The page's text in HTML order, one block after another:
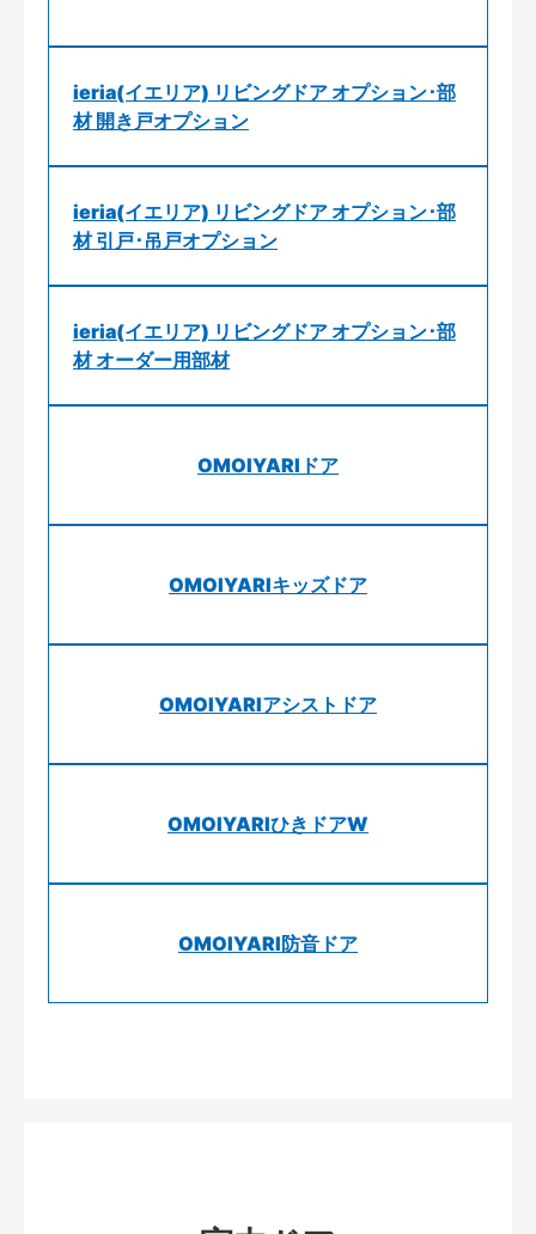
ieria(イエリア) リビングドア オプション･部
材 開き戸オプション
ieria(イエリア) リビングドア オプション･部
材 引戸･吊戸オプション
ieria(イエリア) リビングドア オプション･部
材 オーダー用部材
OMOIYARIドア
OMOIYARIキッズドア
OMOIYARIアシストドア
OMOIYARIひきドアW
OMOIYARI防音ドア